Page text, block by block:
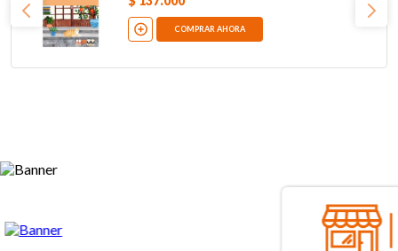
COMPRAR AHORA